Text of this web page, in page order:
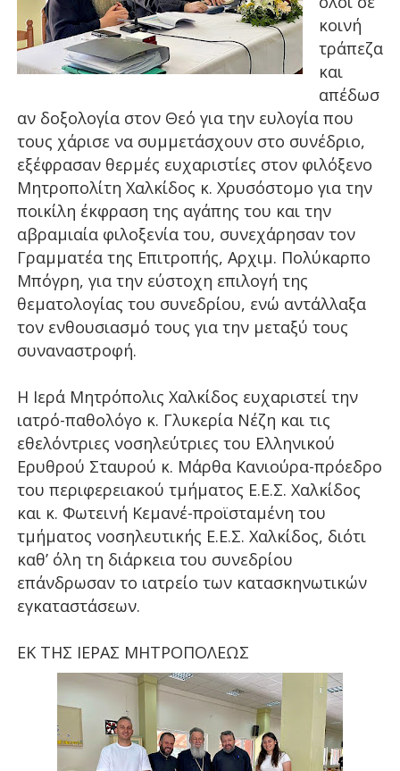
κοινή
τράπεζα
και
απέδωσ
αν δοξολογία στον Θεό για την ευλογία που
τους χάρισε να συμμετάσχουν στο συνέδριο,
εξέφρασαν θερμές ευχαριστίες στον φιλόξενο
Μητροπολίτη Χαλκίδος κ. Χρυσόστομο για την
ποικίλη έκφραση της αγάπης του και την
αβραμιαία φιλοξενία του, συνεχάρησαν τον
Γραμματέα της Επιτροπής, Αρχιμ. Πολύκαρπο
Μπόγρη, για την εύστοχη επιλογή της
θεματολογίας του συνεδρίου, ενώ αντάλλαξα
τον ενθουσιασμό τους για την μεταξύ τους
συναναστροφή.
Η Ιερά Μητρόπολις Χαλκίδος ευχαριστεί την
ιατρό-παθολόγο κ. Γλυκερία Νέζη και τις
εθελόντριες νοσηλεύτριες του Ελληνικού
Ερυθρού Σταυρού κ. Μάρθα Κανιούρα-πρόεδρο
του περιφερειακού τμήματος Ε.Ε.Σ. Χαλκίδος
και κ. Φωτεινή Κεμανέ-προϊσταμένη του
τμήματος νοσηλευτικής Ε.Ε.Σ. Χαλκίδος, διότι
καθ’ όλη τη διάρκεια του συνεδρίου
επάνδρωσαν το ιατρείο των κατασκηνωτικών
εγκαταστάσεων.
ΕΚ ΤΗΣ ΙΕΡΑΣ ΜΗΤΡΟΠΟΛΕΩΣ